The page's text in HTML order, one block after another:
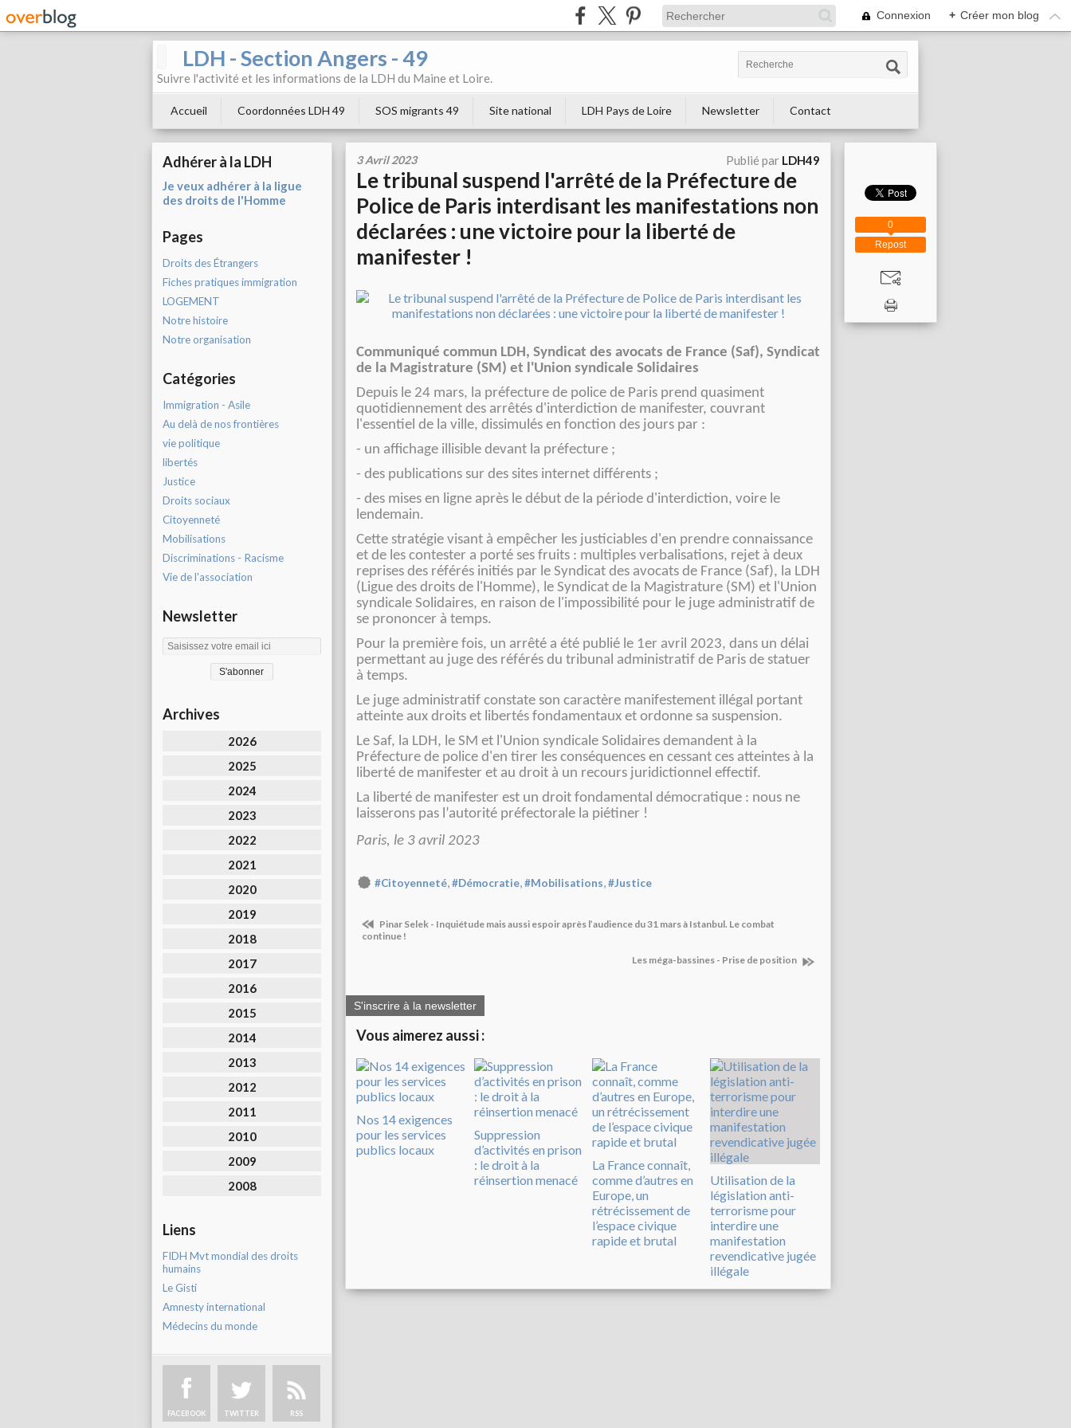
Connexion + Créer mon blog
LDH - Section Angers - 49
Suivre l'activité et les informations de la LDH du Maine et Loire.
Accueil Coordonnées LDH 49 SOS migrants 49 Site national LDH Pays de Loire Newsletter Contact
Adhérer à la LDH
Je veux adhérer à la ligue
des droits de l'Homme
Pages
Droits des Étrangers
Fiches pratiques immigration
LOGEMENT
Notre histoire
Notre organisation
Catégories
Immigration - Asile
Au delà de nos frontières
vie politique
libertés
Justice
Droits sociaux
Citoyenneté
Mobilisations
Discriminations - Racisme
Vie de l'association
Newsletter
Archives
2026
2025
2024
2023
2022
2021
2020
2019
2018
2017
2016
2015
2014
2013
2012
2011
2010
2009
2008
Liens
FIDH Mvt mondial des droits
humains
Le Gisti
Amnesty international
Médecins du monde
FACEBOOK TWITTER RSS
3 Avril 2023 Publié par LDH49
Le tribunal suspend l'arrêté de la Préfecture de
Police de Paris interdisant les manifestations non
déclarées : une victoire pour la liberté de
manifester !
Communiqué commun LDH, Syndicat des avocats de France (Saf), Syndicat
de la Magistrature (SM) et l'Union syndicale Solidaires
Depuis le 24 mars, la préfecture de police de Paris prend quasiment
quotidiennement des arrêtés d'interdiction de manifester, couvrant
l'essentiel de la ville, dissimulés en fonction des jours par :
- un affichage illisible devant la préfecture ;
- des publications sur des sites internet différents ;
- des mises en ligne après le début de la période d'interdiction, voire le
lendemain.
Cette stratégie visant à empêcher les justiciables d'en prendre connaissance
et de les contester a porté ses fruits : multiples verbalisations, rejet à deux
reprises des référés initiés par le Syndicat des avocats de France (Saf), la LDH
(Ligue des droits de l'Homme), le Syndicat de la Magistrature (SM) et l'Union
syndicale Solidaires, en raison de l'impossibilité pour le juge administratif de
se prononcer à temps.
Pour la première fois, un arrêté a été publié le 1er avril 2023, dans un délai
permettant au juge des référés du tribunal administratif de Paris de statuer
à temps.
Le juge administratif constate son caractère manifestement illégal portant
atteinte aux droits et libertés fondamentaux et ordonne sa suspension.
Le Saf, la LDH, le SM et l'Union syndicale Solidaires demandent à la
Préfecture de police d'en tirer les conséquences en cessant ces atteintes à la
liberté de manifester et au droit à un recours juridictionnel effectif.
La liberté de manifester est un droit fondamental démocratique : nous ne
laisserons pas l’autorité préfectorale la piétiner !
Paris, le 3 avril 2023
#Citoyenneté,#Démocratie,#Mobilisations,#Justice
Pinar Selek - Inquiétude mais aussi espoir après l’audience du 31 mars à Istanbul. Le combat
continue !
Les méga-bassines - Prise de position
S'inscrire à la newsletter
Vous aimerez aussi :
Nos 14 exigences
pour les services
publics locaux
Suppression
d’activités en prison
: le droit à la
réinsertion menacé
La France connaît,
comme d’autres en
Europe, un
rétrécissement de
l’espace civique
rapide et brutal
Utilisation de la
législation anti-
terrorisme pour
interdire une
manifestation
revendicative jugée
illégale
Repost
0